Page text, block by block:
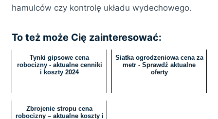
hamulców czy kontrolę układu wydechowego.
To też może Cię zainteresować:
Tynki gipsowe cena
robocizny - aktualne cenniki
i koszty 2024
Siatka ogrodzeniowa cena za
metr - Sprawdź aktualne
oferty
Zbrojenie stropu cena
robocizny – aktualne koszty i